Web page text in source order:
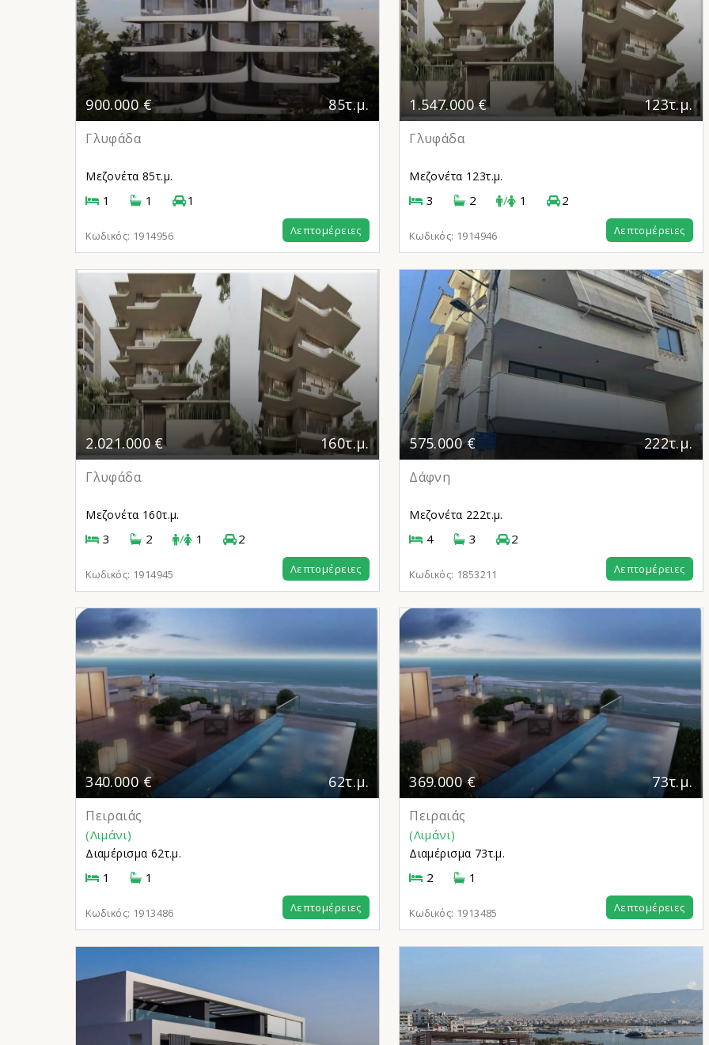
900.000 € 85τ.μ.
Γλυφάδα
Μεζονέτα 85τ.μ.
1 1 1
Κωδικός: 1914956 Λεπτομέρειες
1.547.000 € 123τ.μ.
Γλυφάδα
Μεζονέτα 123τ.μ.
3 2 / 1 2
Κωδικός: 1914946 Λεπτομέρειες
2.021.000 € 160τ.μ.
Γλυφάδα
Μεζονέτα 160τ.μ.
3 2 / 1 2
Κωδικός: 1914945 Λεπτομέρειες
575.000 € 222τ.μ.
Δάφνη
Μεζονέτα 222τ.μ.
4 3 2
Κωδικός: 1853211 Λεπτομέρειες
340.000 € 62τ.μ.
Πειραιάς
(Λιμάνι)
Διαμέρισμα 62τ.μ.
1 1
Κωδικός: 1913486 Λεπτομέρειες
369.000 € 73τ.μ.
Πειραιάς
(Λιμάνι)
Διαμέρισμα 73τ.μ.
2 1
Κωδικός: 1913485 Λεπτομέρειες